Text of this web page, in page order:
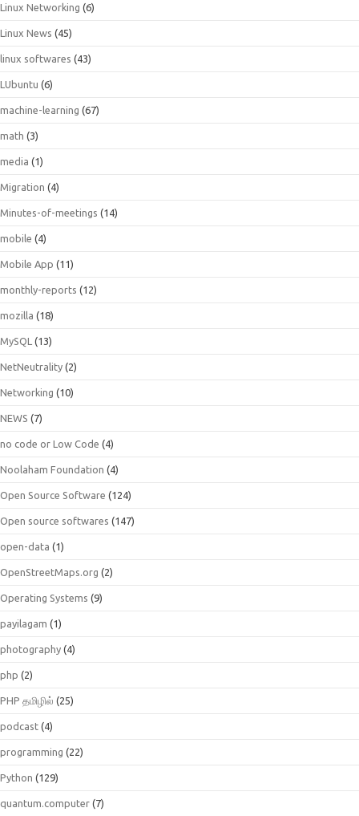
Linux Networking (6)
Linux News (45)
linux softwares (43)
LUbuntu (6)
machine-learning (67)
math (3)
media (1)
Migration (4)
Minutes-of-meetings (14)
mobile (4)
Mobile App (11)
monthly-reports (12)
mozilla (18)
MySQL (13)
NetNeutrality (2)
Networking (10)
NEWS (7)
no code or Low Code (4)
Noolaham Foundation (4)
Open Source Software (124)
Open source softwares (147)
open-data (1)
OpenStreetMaps.org (2)
Operating Systems (9)
payilagam (1)
photography (4)
php (2)
PHP தமிழில் (25)
podcast (4)
programming (22)
Python (129)
quantum.computer (7)